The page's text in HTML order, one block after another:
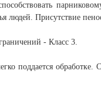
людей. Присутствие
- Класс 3.
поддается